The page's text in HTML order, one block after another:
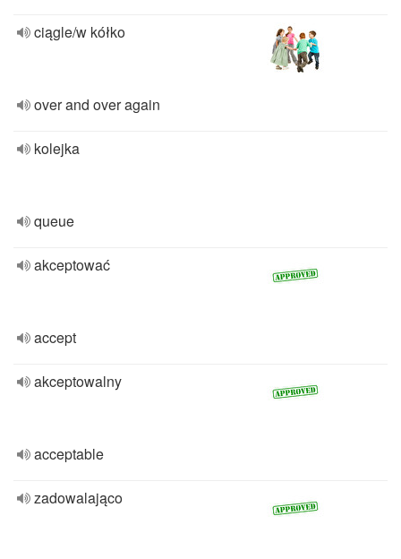
ciągle/w kółko
over and over again
kolejka
queue
akceptować
accept
akceptowalny
acceptable
zadowalająco